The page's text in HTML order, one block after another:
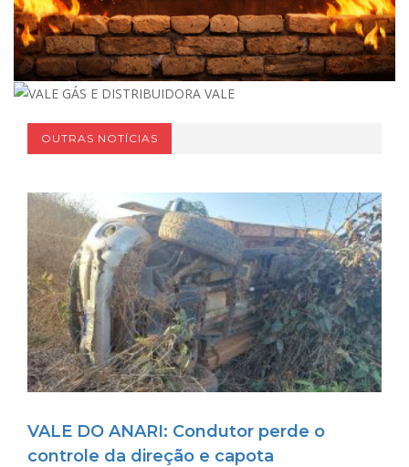
OUTRAS NOTÍCIAS
VALE DO ANARI: Condutor perde o
controle da direção e capota